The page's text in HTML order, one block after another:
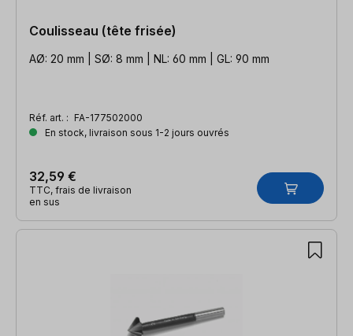
Coulisseau (tête frisée)
AØ: 20 mm | SØ: 8 mm | NL: 60 mm | GL: 90 mm
Réf. art. : FA-177502000
En stock, livraison sous 1-2 jours ouvrés
32,59 €
TTC, frais de livraison
en sus